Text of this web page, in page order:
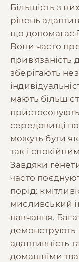
Більшість з
рівень
що допомагає
Вони часто
прив'язаність
зберігають
мають більш
середовищі
можуть бути
так і
Завдяки
часто
порід:
мисливський
навчання.
демонструють
адаптивність
домашніми